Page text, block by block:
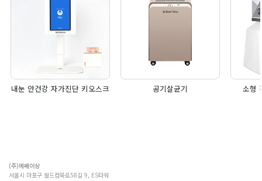
내눈 안건강 자가진단 키오스크 공기살균기 소형
(주)메쎄이상
서울시 마포구 월드컵북로58길 9, ES타워